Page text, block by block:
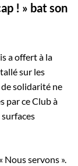
! » bat son
a offert à la
sur les
solidarité ne
par ce Club à
Nous servons ».